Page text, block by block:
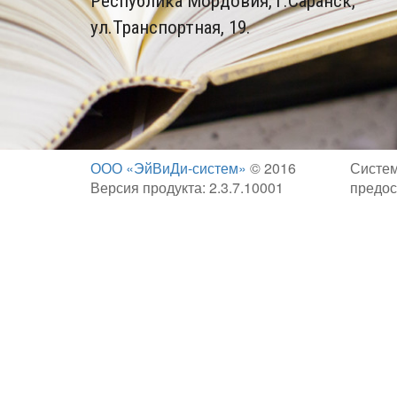
ул.Транспортная, 19.
ООО «ЭйВиДи-систем» © 2016
Версия продукта: 2.3.7.10001